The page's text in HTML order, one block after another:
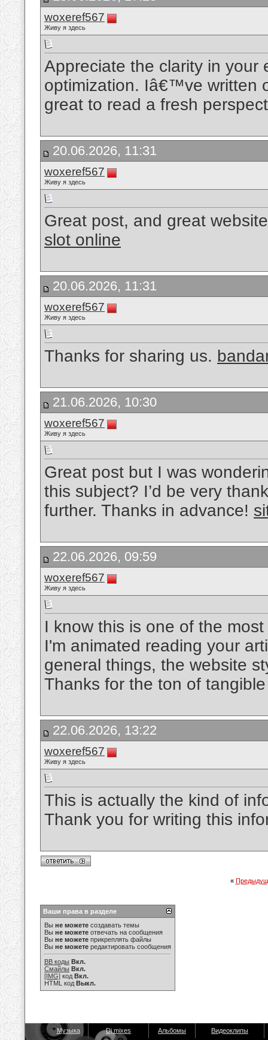
woxeref567
Живу я здесь
Appreciate the clarity in
optimization. Iâ€™ve written
great to read a fresh
20.06.2026, 11:31
woxeref567
Живу я здесь
Great post, and great
slot online
20.06.2026, 11:31
woxeref567
Живу я здесь
Thanks for sharing us.
21.06.2026, 10:30
woxeref567
Живу я здесь
Great post but I was
this subject? I’d be very
further. Thanks in advance!
22.06.2026, 09:59
woxeref567
Живу я здесь
I know this is one of the
I'm animated reading your
general things, the website
Thanks for the ton of
22.06.2026, 13:22
woxeref567
Живу я здесь
This is actually the kind of
Thank you for writing this
«
Ваши права в разделе
Вы не можете создавать темы
Вы не можете отвечать на сообщения
Вы не можете прикреплять файлы
Вы не можете редактировать сообщения
BB коды Вкл.
Смайлы Вкл.
[IMG] код Вкл.
HTML код Выкл.
Музыка Dj mixes Альбомы Видеоклипы